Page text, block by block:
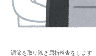
調節を取り除き屈折検査をします